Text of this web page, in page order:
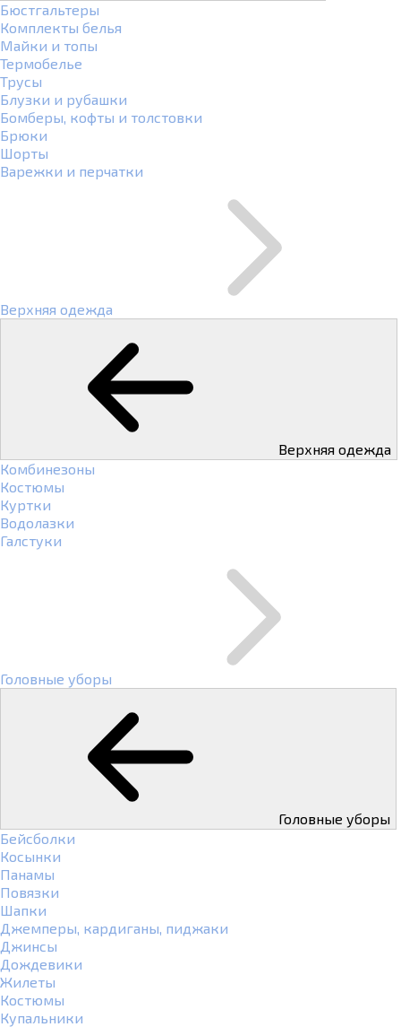
Бюстгальтеры
Комплекты белья
Майки и топы
Термобелье
Трусы
Блузки и рубашки
Бомберы, кофты и толстовки
Брюки
Шорты
Варежки и перчатки
Верхняя одежда
Верхняя одежда
Комбинезоны
Костюмы
Куртки
Водолазки
Галстуки
Головные уборы
Головные уборы
Бейсболки
Косынки
Панамы
Повязки
Шапки
Джемперы, кардиганы, пиджаки
Джинсы
Дождевики
Жилеты
Костюмы
Купальники